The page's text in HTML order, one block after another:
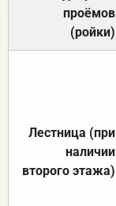
проёмов
(ройки)
Лестница (при
наличии
второго этажа)